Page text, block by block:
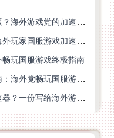
巴西怎么玩边锋四人斗地主精简版？海外游戏党的加速器终极选择
巴西怎么玩新笑傲江湖不卡顿？海外玩家国服游戏加速终极指南（附猫和老鼠一梦江湖实测）
玩国服游戏终极指南
足球世界国外加速器下载安装指南：海外党畅玩国服游戏的终极解决方案
国外玩合金弹头：觉醒用什么加速器？一份写给海外游子的畅玩指南